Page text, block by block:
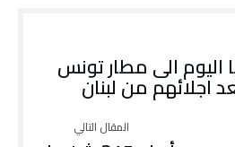
اليوم الى مطار تونس
اجلائهم من لبنان